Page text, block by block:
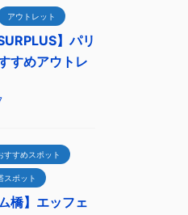
アウトレット
】パリ
すめアウトレ
すすめスポット
スポット
橋】エッフェ